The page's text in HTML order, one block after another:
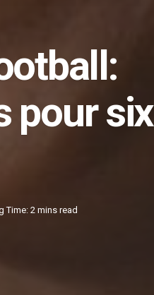
pour six
Time: 2 mins read